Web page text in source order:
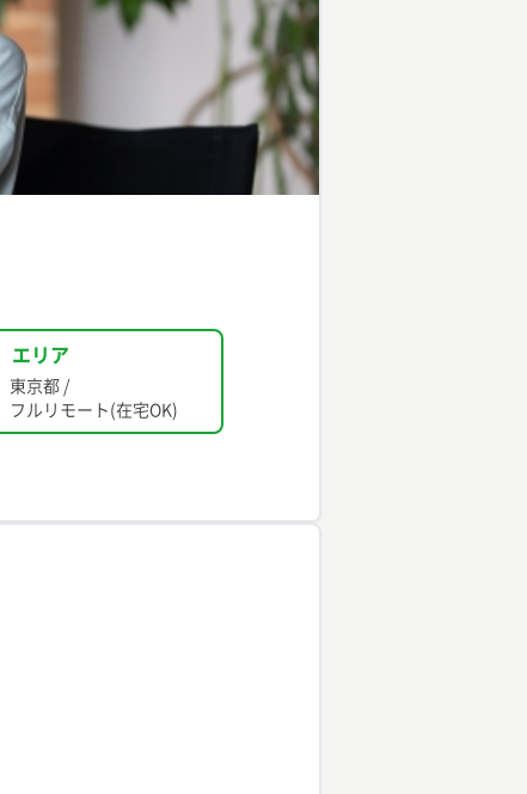
エリア
東京都 /
フルリモート(在宅OK)